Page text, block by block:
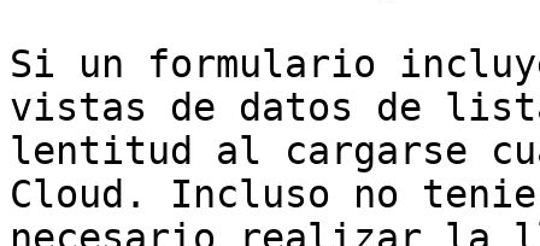
Si un formulario
vistas de datos de
lentitud al cargarse
Cloud. Incluso no